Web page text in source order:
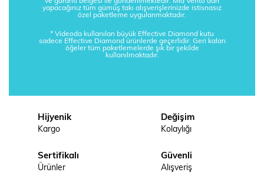
yapacağınız tüm gümüş takı alışverişlerinizde istisnasız
özel paketleme uygulanmaktadır.
* Videoda kullanılan büyük Effective Diamond kutu
sadece Effective Diamond ürünlerde geçerlidir. Geri kalan
öğeler tüm paketlemelerde şık bir şekilde
kullanılmaktadır.
Hijyenik
Kargo
Değişim
Kolaylığı
Sertifikalı
Ürünler
Güvenli
Alışveriş